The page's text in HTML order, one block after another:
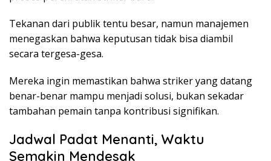
Tekanan dari publik tentu besar, namun manajemen
menegaskan bahwa keputusan tidak bisa diambil
secara tergesa-gesa.
Mereka ingin memastikan bahwa striker yang datang
benar-benar mampu menjadi solusi, bukan sekadar
tambahan pemain tanpa kontribusi signifikan.
Jadwal Padat Menanti, Waktu
Semakin Mendesak